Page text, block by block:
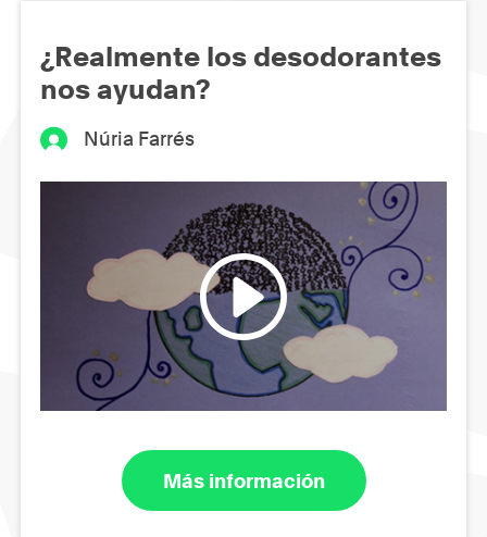
¿Realmente los desodorantes
nos ayudan?
Núria Farrés
Más información